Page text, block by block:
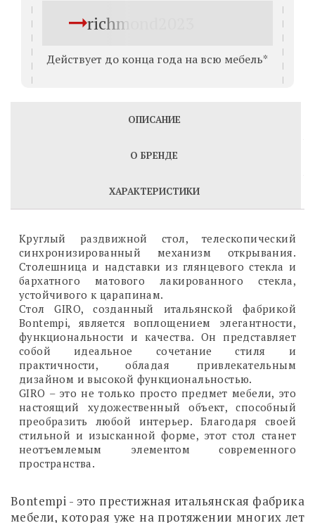
richmond2023
Действует до конца года на всю мебель*
ОПИСАНИЕ
О БРЕНДЕ
ХАРАКТЕРИСТИКИ
Круглый раздвижной стол, телескопический
синхронизированный механизм открывания.
Столешница и надставки из глянцевого стекла и
бархатного матового лакированного стекла,
устойчивого к царапинам.
Стол GIRO, созданный итальянской фабрикой
Bontempi, является воплощением элегантности,
функциональности и качества. Он представляет
собой идеальное сочетание стиля и
практичности, обладая привлекательным
дизайном и высокой функциональностью.
GIRO – это не только просто предмет мебели, это
настоящий художественный объект, способный
преобразить любой интерьер. Благодаря своей
стильной и изысканной форме, этот стол станет
неотъемлемым элементом современного
пространства.
Bontempi - это престижная итальянская фабрика
мебели, которая уже на протяжении многих лет